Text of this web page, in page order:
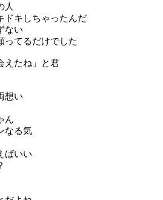
人
ドキしちゃったんだ
ない
ってるだけでした
えたね」と君
想い
ん
なる気
ばいい